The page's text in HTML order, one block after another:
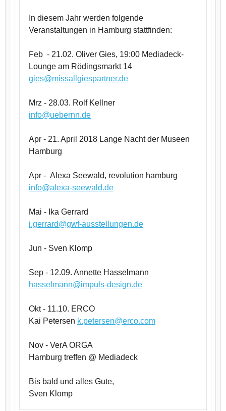
In diesem Jahr werden folgende
Veranstaltungen in Hamburg stattfinden:
Feb - 21.02. Oliver Gies, 19:00 Mediadeck-
Lounge am Rödingsmarkt 14
gies@missallgiespartner.de
Mrz - 28.03. Rolf Kellner
info@uebernn.de
Apr - 21. April 2018 Lange Nacht der Museen
Hamburg
Apr - Alexa Seewald, revolution hamburg
info@alexa-seewald.de
Mai - Ika Gerrard
i.gerrard@gwf-ausstellungen.de
Jun - Sven Klomp
Sep - 12.09. Annette Hasselmann
hasselmann@impuls-design.de
Okt - 11.10. ERCO
Kai Petersen k.petersen@erco.com
Nov - VerA ORGA
Hamburg treffen @ Mediadeck
Bis bald und alles Gute,
Sven Klomp